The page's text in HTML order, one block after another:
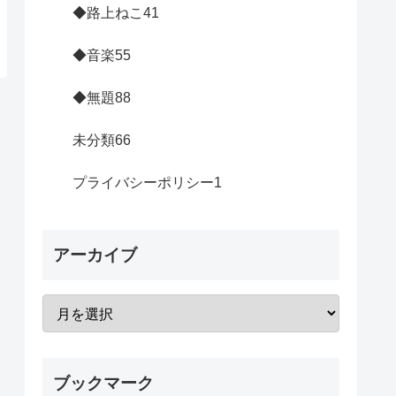
◆路上ねこ 41
◆音楽55
◆無題88
未分類66
プライバシーポリシー1
アーカイブ
ブックマーク